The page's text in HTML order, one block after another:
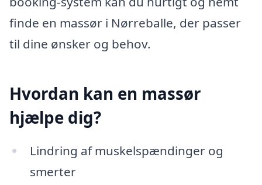
finde en massør i Nørreballe, der passer
til dine ønsker og behov.
Hvordan kan en massør
hjælpe dig?
Lindring af muskelspændinger og
smerter